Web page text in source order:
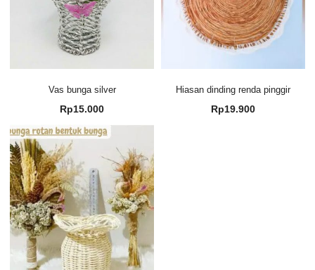
Vas bunga silver
Rp15.000
Hiasan dinding renda pinggir
Rp19.900